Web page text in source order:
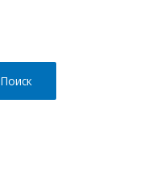
Поиск